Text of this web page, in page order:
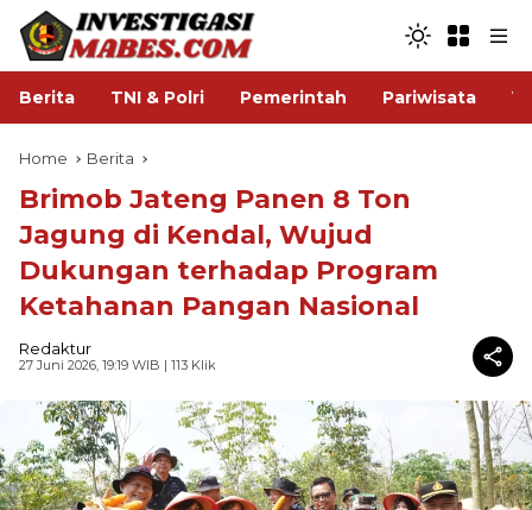
Berita TNI & Polri Pemerintah Pariwisata
Home Berita
Brimob Jateng Panen 8 Ton
Jagung di Kendal, Wujud
Dukungan terhadap Program
Ketahanan Pangan Nasional
Redaktur
27 Juni 2026, 19:19 WIB | 113 Klik